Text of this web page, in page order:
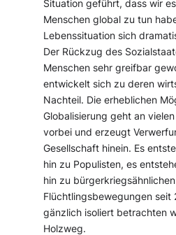
Situation geführt, dass wir
Menschen global zu tun
Lebenssituation sich
Der Rückzug des
Menschen sehr greifbar
entwickelt sich zu deren
Nachteil. Die erheblichen
Globalisierung geht an
vorbei und erzeugt
Gesellschaft hinein. Es
hin zu Populisten, es
hin zu
Flüchtlingsbewegungen seit
gänzlich isoliert betrachten
Holzweg.